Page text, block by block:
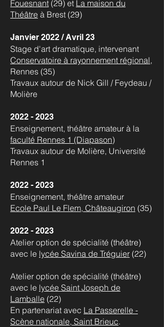
Fouesnant (29) et La maison du
Théâtre à Brest (29)
Janvier 2022 / Avril 23
Stage d'art dramatique, intervenant
Conservatoire à rayonnement régional,
Rennes (35)
Travaux autour de Nick Gill / Feydeau /
Molière
2022 - 2023
Enseignement, théâtre amateur à la
faculté Rennes 1 (Diapason)
Travaux autour de Molière, Université
Rennes 1
2022 - 2023
Enseignement, théâtre amateur
Ecole Paul Le Flem, Châteaugiron (35)
2022 - 2023
Atelier option de spécialité (théâtre)
avec le lycée Savina de Tréguier (22)
Atelier option de spécialité (théâtre)
avec le lycée Saint Joseph de
Lamballe (22)
En partenariat avec La Passerelle -
Scène nationale, Saint Brieuc.